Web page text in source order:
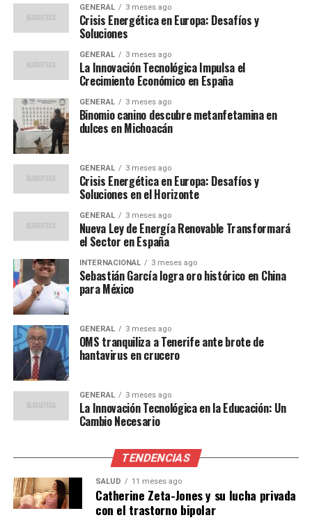
La inversión en tecnología solar ha sido un pilar
fundamental para el gobierno español, que ha
establecido ambiciosos objetivos de energía renovable
para 2030. Este nuevo avance tecnológico es un paso
crucial hacia el cumplimiento de esos objetivos.
Opiniones de Expertos y
Comparaciones Históricas
El Dr. Luis Martínez, experto en energías renovables de
la Universidad Politécnica de Madrid, comentó sobre el
impacto de este avance:
“Este desarrollo no solo
mejora la eficiencia
energética, sino que
también reduce el coste de
producción de energía
solar, haciéndola más
accesible para todos.”
Históricamente, la evolución de la energía solar ha
permitido una reducción de costes y un aumento de la
eficiencia. En la década de 1970, los paneles solares eran
costosos y poco eficientes, pero los avances en
materiales y tecnología han cambiado radicalmente el
GENERAL 3 meses ago
Crisis Energética en Europa: Desafíos y
Soluciones
GENERAL 3 meses ago
La Innovación Tecnológica Impulsa el
Crecimiento Económico en España
GENERAL 3 meses ago
Binomio canino descubre metanfetamina en
dulces en Michoacán
GENERAL 3 meses ago
Crisis Energética en Europa: Desafíos y
Soluciones en el Horizonte
GENERAL 3 meses ago
Nueva Ley de Energía Renovable Transformará
el Sector en España
INTERNACIONAL 3 meses ago
Sebastián García logra oro histórico en China
para México
GENERAL 3 meses ago
OMS tranquiliza a Tenerife ante brote de
hantavirus en crucero
GENERAL 3 meses ago
La Innovación Tecnológica en la Educación: Un
Cambio Necesario
TENDENCIAS
SALUD 11 meses ago
Catherine Zeta-Jones y su lucha privada
con el trastorno bipolar